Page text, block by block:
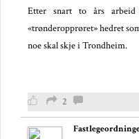
Etter snart to års arbeid
«trønderopprøret» hedret
noe skal skje i Trondheim.
2